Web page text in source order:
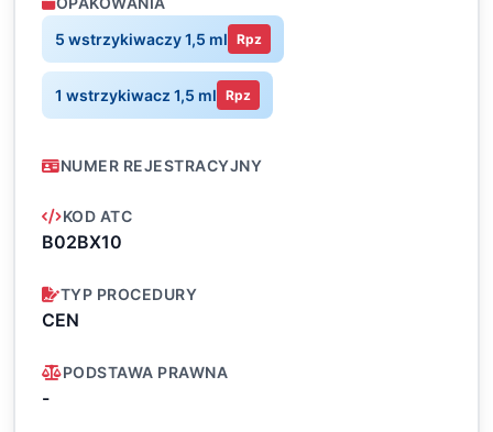
5 wstrzykiwaczy 1,5 ml Rpz
1 wstrzykiwacz 1,5 ml Rpz
NUMER REJESTRACYJNY
KOD ATC
B02BX10
TYP PROCEDURY
CEN
PODSTAWA PRAWNA
-